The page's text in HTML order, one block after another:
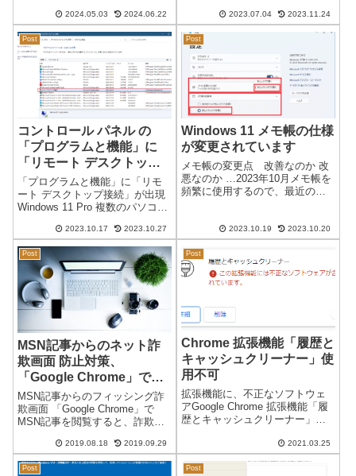
したが、約1年後に新たに登録し
ようとすると過去の個人情報が
残っていたために不具合が発生
しました。メルカリに問い合わ
せると、「メル...
2024.05.03 2024.06.22
のIT後進国になっています。な
ぜなのか？原因はいくつか考え
られます。私が考える原因を挙
げ...
2023.07.04 2023.11.24
Post
コントロール パネル の
「プログラムと機能」に
「リモート デスクトップ
接続」が出現しました
「プログラムと機能」に「リモ
ート デスクトップ接続」が出現
Windows 11 Pro 複数のパソコン
と機能2023年8月23日のアップデ
ートで出現したようです。表示
内容は、リモート デスクトップ
接続 Micro...
2023.10.17 2023.10.27
Post
Windows 11 メモ帳の仕様
が変更されています
メモ帳の変更点 改善なのか 改
悪なのか …2023年10月メモ帳を
頻繁に使用するので、最近の変
変更で元の仕様に戻せるのです
が、メモ帳本来の「シンプルで
手軽に使用できる」という観点
から方...
2023.10.19 2023.10.20
Post
MSN記事からのネット詐
欺画面 防止対策、
「Google Chrome」で閲
覧すると、出なくなりまし
た。
MSN記事からのフィッシング詐
欺画面 「Google Chrome」で
MSN記事を閲覧すると、詐欺画
ら、パソコン端末は関係なく毎
日のようにネット詐欺の画面が
出るようになっていましたが、
2019.08.18 2019.09.29
Post
Chrome 拡張機能「履歴と
キャッシュクリーナー」使
用不可
拡張機能に、不正なソフトウェ
アGoogle Chrome 拡張機能「履
歴とキャッシュクリーナー」
歴とキャッシュクリーナー」が
使用できなくなりました。メッ
セージ履歴とキャッシュクリー
2021.03.25
Post Post